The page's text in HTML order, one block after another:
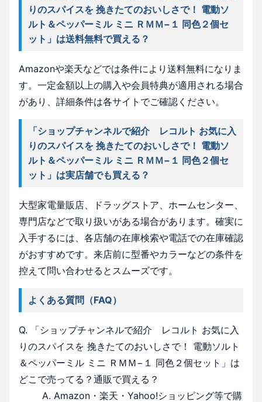
りのスパイスを 挽きたてのおいしさで！ 電動ソ
ルト＆ペッパーミル ミニ ＲＭＭ−１ 同色２個セ
ット」は送料無料で買える？
Amazonや楽天などでは条件により送料無料になりま
す。一定金額以上の購入や会員特典が適用される場合
があり、詳細条件は各サイトでご確認ください。
「ショップチャンネルで紹介 レコルト お気に入
りのスパイスを 挽きたてのおいしさで！ 電動ソ
ルト＆ペッパーミル ミニ ＲＭＭ−１ 同色２個セ
ット」は実店舗でも買える？
大型家電量販店、ドラッグストア、ホームセンター、
専門店などで取り扱いがある場合があります。確実に
入手するには、各店舗の在庫検索や電話での在庫確認
がおすすめです。来店前に型番やカラーなどの条件を
控えて問い合わせるとスムーズです。
よくある質問（FAQ）
Q. 「ショップチャンネルで紹介 レコルト お気に入
りのスパイスを 挽きたてのおいしさで！ 電動ソルト
＆ペッパーミル ミニ ＲＭＭ−１ 同色２個セット」は
どこで売ってる？通販で買える？
A. Amazon・楽天・Yahoo!ショッピング等で購